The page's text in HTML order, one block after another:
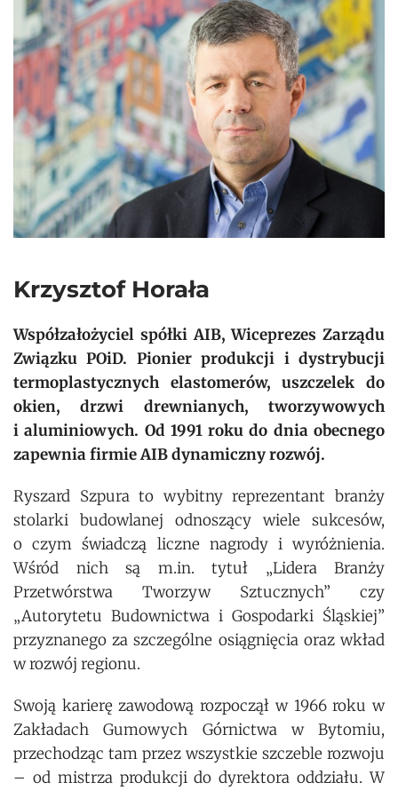
Krzysztof Horała
Współzałożyciel spółki AIB, Wiceprezes Zarządu
Związku POiD. Pionier produkcji i dystrybucji
termoplastycznych elastomerów, uszczelek do
okien, drzwi drewnianych, tworzywowych
i aluminiowych. Od 1991 roku do dnia obecnego
zapewnia firmie AIB dynamiczny rozwój.
Ryszard Szpura to wybitny reprezentant branży
stolarki budowlanej odnoszący wiele sukcesów,
o czym świadczą liczne nagrody i wyróżnienia.
Wśród nich są m.in. tytuł „Lidera Branży
Przetwórstwa Tworzyw Sztucznych” czy
„Autorytetu Budownictwa i Gospodarki Śląskiej”
przyznanego za szczególne osiągnięcia oraz wkład
w rozwój regionu.
Swoją karierę zawodową rozpoczął w 1966 roku w
Zakładach Gumowych Górnictwa w Bytomiu,
przechodząc tam przez wszystkie szczeble rozwoju
– od mistrza produkcji do dyrektora oddziału. W